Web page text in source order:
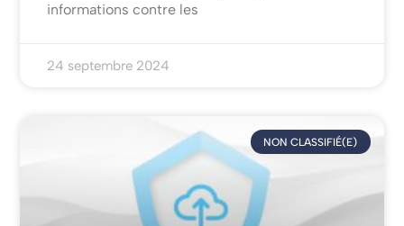
informations contre les
24 septembre 2024
NON CLASSIFIÉ(E)